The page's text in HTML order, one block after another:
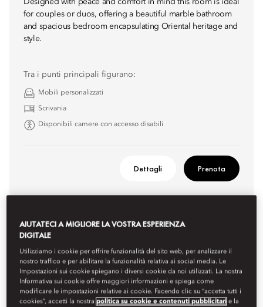
Designed with peace and comfort in mind this room is ideal
for couples or duos, offering a beautiful marble bathroom
and spacious bedroom encapsulating Oriental heritage and
style.
Tra i punti principali figurano:
Mobili personalizzati
Scrivania
Disponibili camere con accesso disabili
Dettagli Prenota
AIUTATECI A MIGLIORE LA VOSTRA ESPERIENZA
DIGITALE
Utilizziamo i cookie per offrire funzionalità del sito web, per analizzare il
nostro traffico e per abilitare la funzionalità relativa ai social media. Le
Impostazioni sui cookie spiegano i diversi cookie da noi utilizzati. La nostra
Informativa sui cookie offre maggiori informazioni e spiega come
modificare le impostazioni relative ai cookie. Facendo clic su “accetta tutti i
cookies”, accetti la nostrapolitica su cookie e contenuti pubblicitari e la